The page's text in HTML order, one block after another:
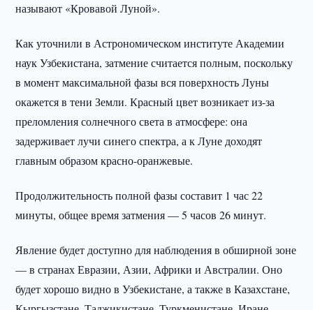
называют «Кровавой Луной».
Как уточнили в Астрономическом институте Академии
наук Узбекистана, затмение считается полным, поскольку
в момент максимальной фазы вся поверхность Луны
окажется в тени Земли. Красный цвет возникает из-за
преломления солнечного света в атмосфере: она
задерживает лучи синего спектра, а к Луне доходят
главным образом красно-оранжевые.
Продолжительность полной фазы составит 1 час 22
минуты, общее время затмения — 5 часов 26 минут.
Явление будет доступно для наблюдения в обширной зоне
— в странах Евразии, Азии, Африки и Австралии. Оно
будет хорошо видно в Узбекистане, а также в Казахстане,